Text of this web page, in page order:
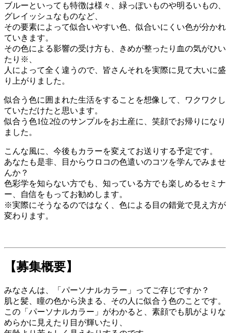
ブルーといっても特徴は様々、緑っぽいものや明るいもの、
グレイッシュなものなど、
その要素によって似合いやすい色、似合いにくい色が分かれ
ていきます。
その色による影響の受け方も、きめが整ったり血の気がひい
たり※、
人によって全く違うので、皆さんそれを実際に見て大いに盛
り上がりました。
似合う色に囲まれた生活をすることを想像して、ワクワクし
ていただけたと思います。
似合う色1位2位のサンプルをお土産に、笑顔でお帰りになり
ました。
こんな風に、今後もカラーを変えてお送りする予定です。
あなたも是非、目からウロコの色遣いのコツを学んでみませ
んか？
色彩学を知らない方でも、知っている方でも楽しめるセミナ
ー、自信をもってお勧めします。
※実際にそうなるのではなく、色による目の錯覚で見え方が
変わります。
【募集概要】
みなさんは、「パーソナルカラー」ってご存じですか？
肌と髪、瞳の色から決まる、その人に似合う色のことです。
この「パーソナルカラー」がわかると、素顔でも肌がよりな
めらかに見えたり目が輝いたり、